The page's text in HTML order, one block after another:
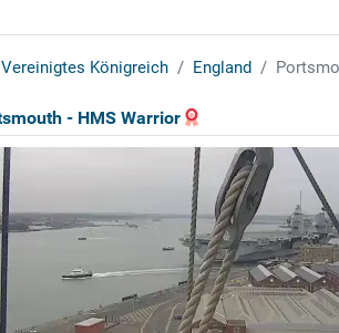
Vereinigtes Königreich England
- HMS Warrior